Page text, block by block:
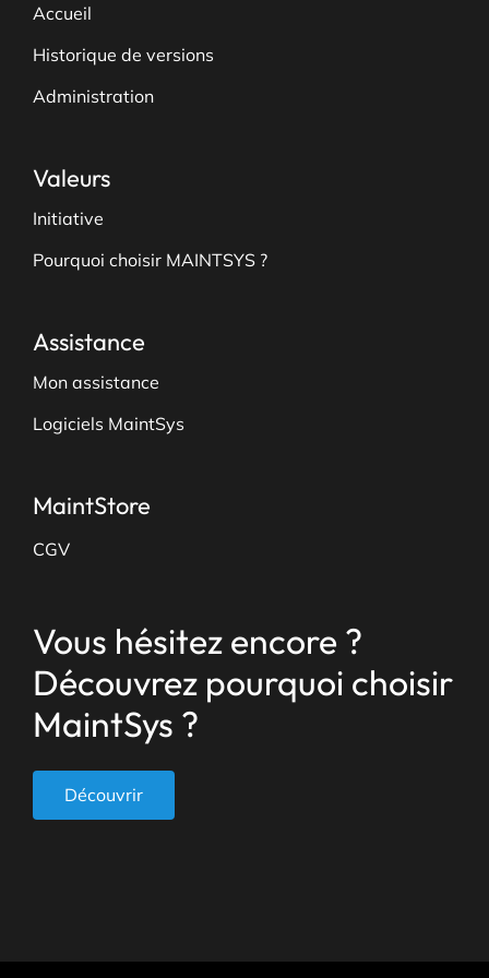
Accueil
Historique de versions
Administration
Valeurs
Initiative
Pourquoi choisir MAINTSYS ?
Assistance
Mon assistance
Logiciels MaintSys
MaintStore
CGV
Vous hésitez encore ?
Découvrez pourquoi choisir
MaintSys ?
Découvrir